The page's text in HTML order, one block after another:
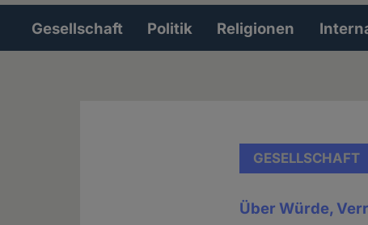
Hauptnavigation
Gesellschaft Politik Religionen
GESELLSCHAFT
Über Würde,